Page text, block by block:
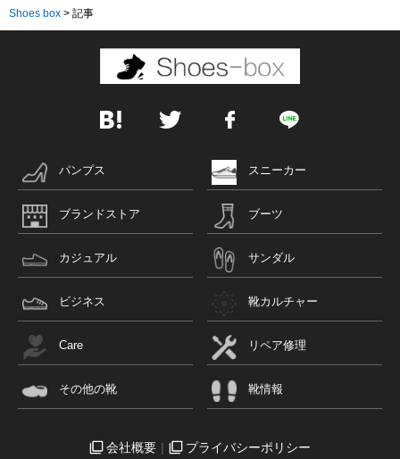
Shoes box > 記事
パンプス スニーカー
ブランドストア ブーツ
カジュアル サンダル
ビジネス 靴カルチャー
Care リペア修理
その他の靴 靴情報
会社概要 プライバシーポリシー